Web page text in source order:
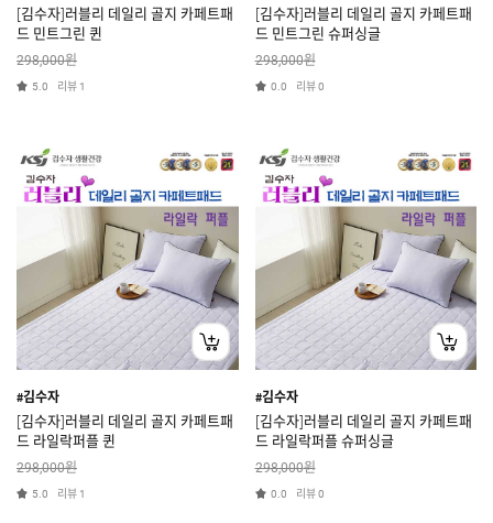
[김수자]러블리 데일리 골지 카페트패
드 민트그린 퀸
298,000원
5.0 리뷰 1
[김수자]러블리 데일리 골지 카페트패
드 민트그린 슈퍼싱글
298,000원
0.0 리뷰0
#김수자
[김수자]러블리 데일리 골지 카페트패
드 라일락퍼플 퀸
298,000원
5.0 리뷰 1
#김수자
[김수자]러블리 데일리 골지 카페트패
드 라일락퍼플 슈퍼싱글
298,000원
0.0 리뷰0